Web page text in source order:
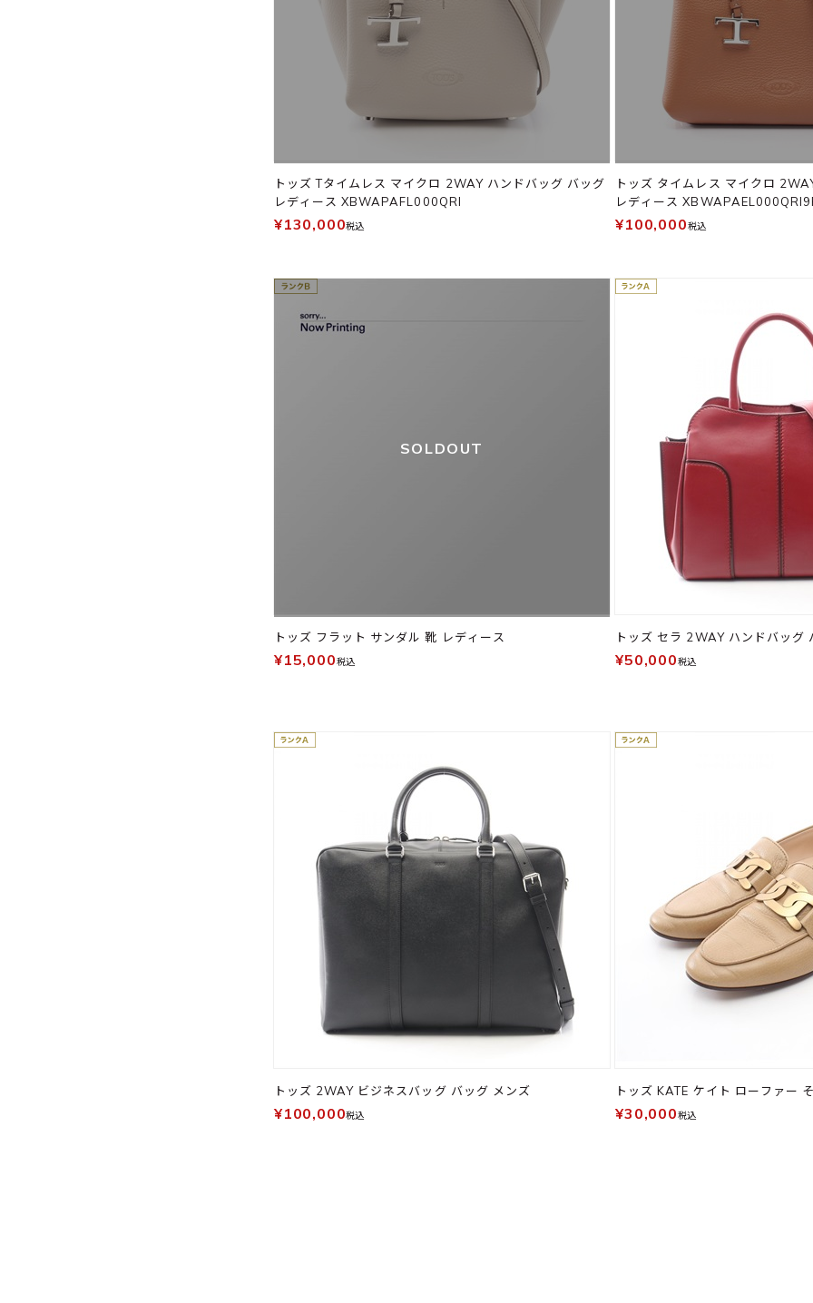
トッズ Tタイムレス マイクロ 2WAY ハンドバッグ バッグ
レディース XBWAPAFL000QRI
¥130,000税込
トッズ タイムレス マイクロ
レディース
¥100,000税込
SOLDOUT
トッズ フラット サンダル 靴 レディース
¥15,000税込
トッズ セラ 2WAY ハンドバッグ
¥50,000税込
トッズ 2WAY ビジネスバッグ バッグ メンズ
¥100,000税込
トッズ KATE ケイト ローファー
¥30,000税込